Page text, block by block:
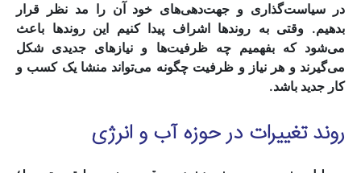
در سیاست‌گذاری و جهت‌دهی‌های خود آن را مد نظر قرار
بدهیم. وقتی به روندها اشراف پیدا کنیم این روندها باعث
می‌شود که بفهمیم چه ظرفیت‌ها و نیازهای جدیدی شکل
می‌گیرند و هر نیاز و ظرفیت چگونه می‌تواند منشا یک کسب و
کار جدید باشد.
روند تغییرات در حوزه آب و انرژی